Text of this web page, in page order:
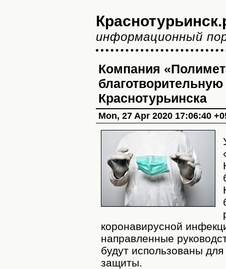
информационный
Компания
Краснотурьинска
Mon, 27 Apr 2020 17:06:40
коронавирусной
направленные
будут использованы
защиты.